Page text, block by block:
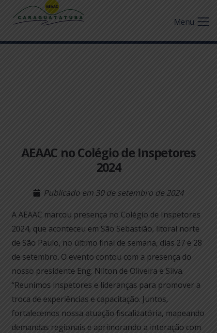
Menu
AEAAC no Colégio de Inspetores
2024
Publicado em 30 de setembro de 2024
A AEAAC marcou presença no Colégio de Inspetores
2024, que aconteceu em São Sebastião, litoral norte
de São Paulo, no último final de semana, dias 27 e 28
de setembro. O evento contou com a presença do
nosso presidente Eng. Nilton de Oliveira e Silva.
“Reunimos inspetores e lideranças para promover a
troca de experiências e capacitação. Juntos,
fortalecemos nossa atuação fiscalizatória, mapeando
demandas regionais e aprimorando a interação com